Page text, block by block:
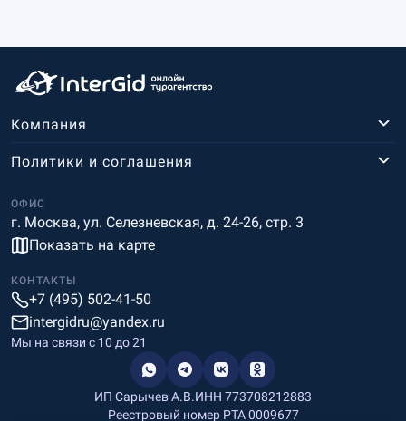
Компания
ОФИС
г. Москва, ул. Селезневская, д. 24-26, стр. 3
Показать на карте
Политики и соглашения
КОНТАКТЫ
+7 (495) 502-41-50
intergidru@yandex.ru
Мы на связи c 10 до 21
ИП Сарычев А.В.ИНН 773708212883
Реестровый номер РТА 0009677